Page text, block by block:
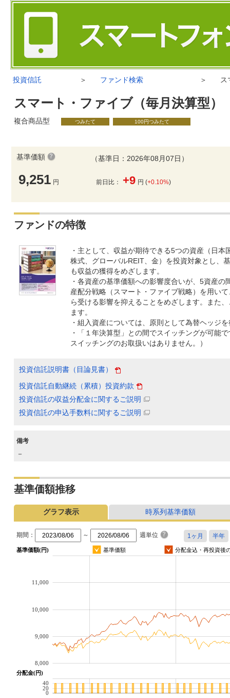
投資信託 ＞ ファンド検索 ＞ ス
スマート・ファイブ（毎月決算型）
複合商品型 つみたて 100円つみたて
基準価額
9,251 円
（基準日：2026年08月07日）
前日比： +9 円 (+0.10%)
ファンドの特徴
・主として、収益が期待できる5つの資産（日本
株式、グローバルREIT、金）を投資対象とし、
も収益の獲得をめざします。
・各資産の基準価額への影響度合いが、5資産の
産配分戦略（スマート・ファイブ戦略）を用い
ら受ける影響を抑えることをめざします。また
ます。
・組入資産については、原則として為替ヘッジ
・「１年決算型」との間でスイッチングが可能
スイッチングのお取扱いはありません。）
投資信託説明書（目論見書）
投資信託自動継続（累積）投資約款
投資信託の収益分配金に関するご説明
投資信託の申込手数料に関するご説明
備考
－
基準価額推移
グラフ表示 時系列基準価額
期間： ～ 週単位
基準価額(円) 基準価額 分配金込・再投資後
8,000
9,000
10,000
11,000
分配金(円)
0
20
40